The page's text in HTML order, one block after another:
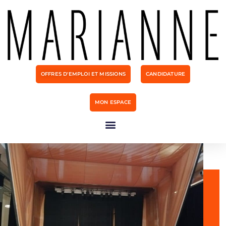
OFFRES D'EMPLOI ET MISSIONS CANDIDATURE
MON ESPACE